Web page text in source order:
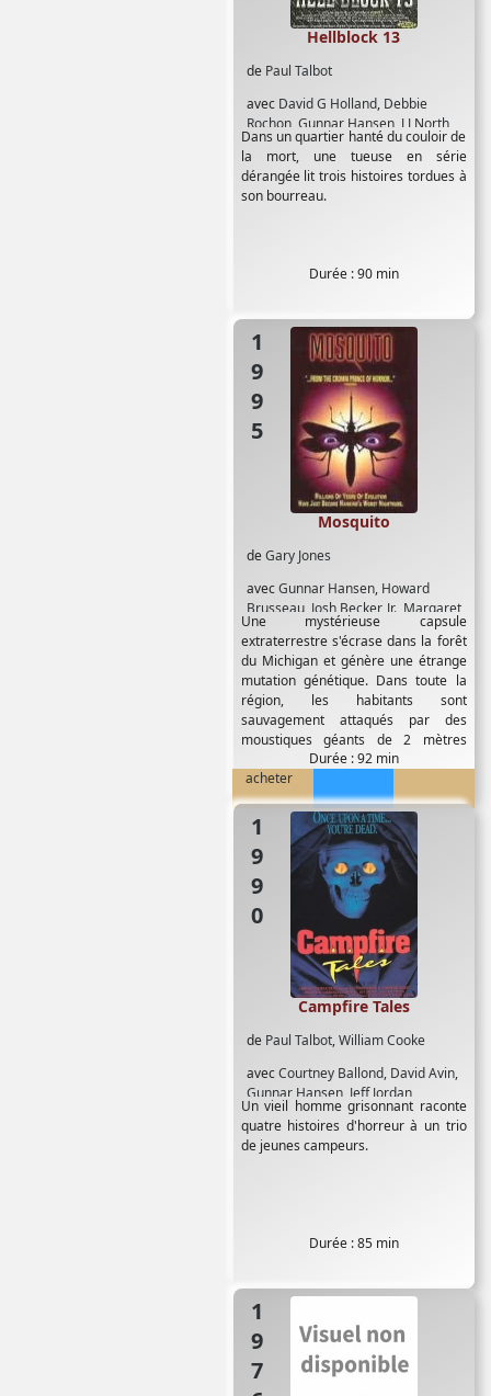
de Paul Talbot
avec David G Holland, Debbie
Rochon, Gunnar Hansen, J J North,
Jennifer Peluso
Hellblock 13
Dans un quartier hanté du couloir de
la mort, une tueuse en série
dérangée lit trois histoires tordues à
son bourreau.
Durée : 90 min
1995
deGary Jones
avecGunnar Hansen, Howard
Brusseau, Josh Becker, Jr., Margaret
Gomoll
Patrick Butler, Ron Asheton,
Steve Dixon
Mosquito
Une mystérieuse capsule
extraterrestre s'écrase dans la forêt
du Michigan et génère une étrange
mutation génétique. Dans toute la
région, les habitants sont
sauvagement attaqués par des
moustiques géants de 2 mètres
d'envergure...Durée : 92 min
acheter
1990
de Paul Talbot,William Cooke
avecCourtney Ballond, David Avin,
Gunnar Hansen, Jeff Jordan,
Lawrence E Campbell,Tres Holton
Campfire Tales
Un vieil homme grisonnant raconte
quatre histoires d'horreur à un trio
de jeunes campeurs.
Durée : 85 min
1976